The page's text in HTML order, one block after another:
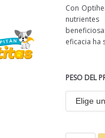
Con
eficacia ha
PESO DEL